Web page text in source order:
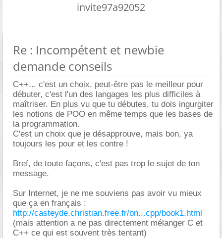
invite97a92052
Re : Incompétent et newbie
demande conseils
C++... c'est un choix, peut-être pas le meilleur pour
débuter, c'est l'un des langages les plus difficiles à
maîtriser. En plus vu que tu débutes, tu dois ingurgiter
les notions de POO en même temps que les bases de
la programmation.
C'est un choix que je désapprouve, mais bon, ya
toujours les pour et les contre !
Bref, de toute façons, c'est pas trop le sujet de ton
message.
Sur Internet, je ne me souviens pas avoir vu mieux
que ça en français :
http://casteyde.christian.free.fr/on...cpp/book1.html
(mais attention a ne pas directement mélanger C et
C++ ce qui est souvent très tentant)